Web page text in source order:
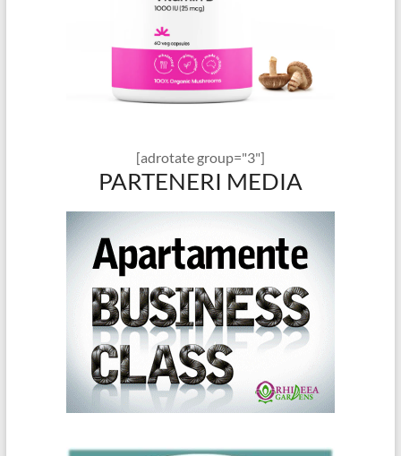
[adrotate group="3"]
PARTENERI MEDIA